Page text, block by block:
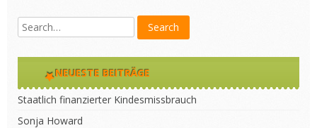
NEUESTE BEITRÄGE
Staatlich finanzierter Kindesmissbrauch
Sonja Howard